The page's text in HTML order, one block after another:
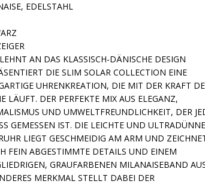
EDELSTAHL
AN DAS KLASSISCH-DÄNISCHE DESIGN
DIE SLIM SOLAR COLLECTION EINE
UHRENKREATION, DIE MIT DER KRAFT
LÄUFT. DER PERFEKTE MIX AUS ELEGANZ,
UND UMWELTFREUNDLICHKEIT, DER
GEMESSEN IST. DIE LEICHTE UND ULTRADÜNNE
LIEGT GESCHMEIDIG AM ARM UND
FEIN ABGESTIMMTE DETAILS UND EINEM
GRAUFARBENEN MILANAISEBAND
MERKMAL STELLT DABEI DER